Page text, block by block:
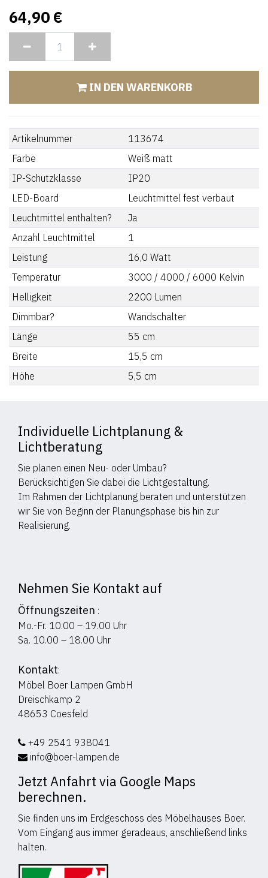
64,90 €
IN DEN WARENKORB
Artikelnummer
113674
Farbe
Weiß matt
IP-Schutzklasse
IP20
LED-Board
Leuchtmittel fest verbaut
Leuchtmittel enthalten?
Ja
Anzahl Leuchtmittel
1
Leistung
16,0 Watt
Temperatur
3000 / 4000 / 6000 Kelvin
Helligkeit
2200 Lumen
Dimmbar?
Wandschalter
Länge
55 cm
Breite
15,5 cm
Höhe
5,5 cm
Individuelle Lichtplanung &
Lichtberatung
Sie planen einen Neu- oder Umbau?
Berücksichtigen Sie dabei die Lichtgestaltung.
Im Rahmen der Lichtplanung beraten und unterstützen
wir Sie von Beginn der Planungsphase bis hin zur
Realisierung.
Nehmen Sie Kontakt auf
Öffnungszeiten :
Mo.-Fr. 10.00 – 19.00 Uhr
Sa. 10.00 – 18.00 Uhr
Kontakt:
Möbel Boer Lampen GmbH
Dreischkamp 2
48653 Coesfeld
+49 2541 938041
info@boer-lampen.de
Jetzt Anfahrt via Google Maps
berechnen.
Sie finden uns im Erdgeschoss des Möbelhauses Boer.
Vom Eingang aus immer geradeaus, anschließend links
halten.